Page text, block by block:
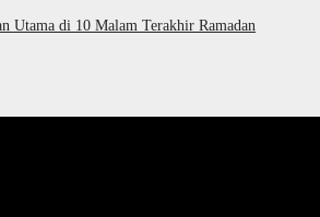
Utama di 10 Malam Terakhir Ramadan